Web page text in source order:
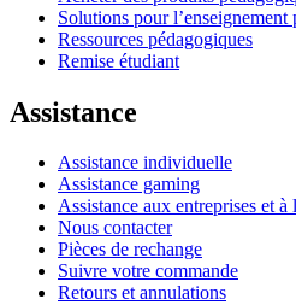
Solutions pour l’enseignement
Ressources pédagogiques
Remise étudiant
Assistance
Assistance individuelle
Assistance gaming
Assistance aux entreprises et à
Nous contacter
Pièces de rechange
Suivre votre commande
Retours et annulations